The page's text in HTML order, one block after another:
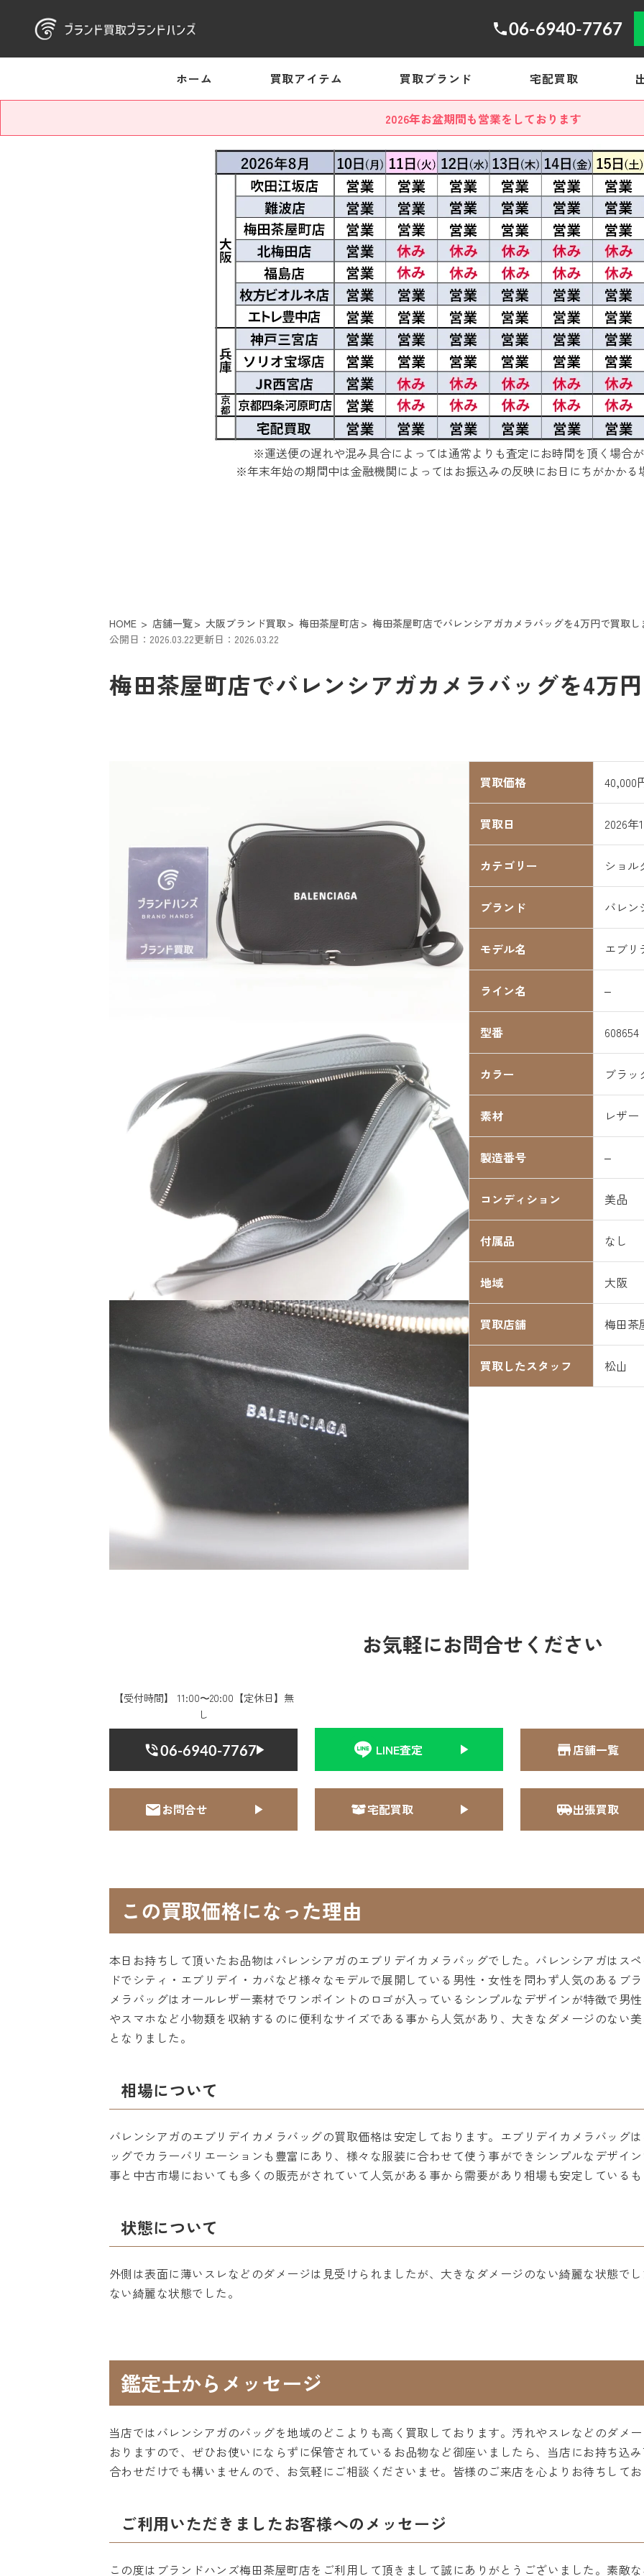
06-6940-7767
ホーム 買取アイテム 買取ブランド 宅配買取
2026年お盆期間も営業をしております
※運送便の遅れや混み具合によっては通常よりも査定にお時間を頂く場合
※年末年始の期間中は金融機関によってはお振込みの反映にお日にちがかかる
HOME 店舗一覧 大阪ブランド買取 梅田茶屋町店
梅田茶屋町店でバレンシアガカメラバッグを4万円で買取し
公開日：2026.03.22更新日：2026.03.22
梅田茶屋町店でバレンシアガカメラバッグを4万
買取価格 40,000
買取日 2026年
カテゴリー ショル
ブランド バレン
モデル名 エブリ
ライン名 –
型番 608654
カラー ブラッ
素材 レザー
製造番号 –
コンディション 美品
付属品 なし
地域 大阪
買取店舗 梅田茶
買取したスタッフ 松山
お気軽にお問合せください
【受付時間】 11:00〜20:00【定休日】無
し
06-6940-7767 LINE査定 店舗一覧
お問合せ 宅配買取 出張買取
この買取価格になった理由
本日お持ちして頂いたお品物はバレンシアガのエブリデイカメラバッグでした。バレンシアガはス
ドでシティ・エブリデイ・カバなど様々なモデルで展開している男性・女性を問わず人気のあるブ
メラバッグはオールレザー素材でワンポイントのロゴが入っているシンプルなデザインが特徴で男
やスマホなど小物類を収納するのに便利なサイズである事から人気があり、大きなダメージのない
となりました。
相場について
バレンシアガのエブリデイカメラバッグの買取価格は安定しております。エブリデイカメラバッグ
ッグでカラーバリエーションも豊富にあり、様々な服装に合わせて使う事ができシンプルなデザイ
事と中古市場においても多くの販売がされていて人気がある事から需要があり相場も安定している
状態について
外側は表面に薄いスレなどのダメージは見受けられましたが、大きなダメージのない綺麗な状態で
ない綺麗な状態でした。
鑑定士からメッセージ
当店ではバレンシアガのバッグを地域のどこよりも高く買取しております。汚れやスレなどのダメ
おりますので、ぜひお使いにならずに保管されているお品物など御座いましたら、当店にお持ち込
合わせだけでも構いませんので、お気軽にご相談くださいませ。皆様のご来店を心よりお待ちして
ご利用いただきましたお客様へのメッセージ
この度はブランドハンズ梅田茶屋町店をご利用して頂きまして誠にありがとうございました。素敵